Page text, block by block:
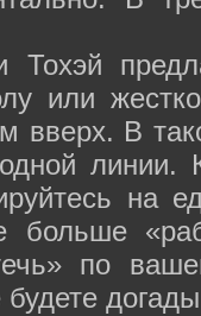
Тохэй
или
вверх. В
одной
на
по